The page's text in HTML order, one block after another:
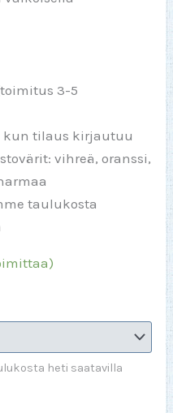
3-5
kun tilaus kirjautuu
vihreä, oranssi,
taulukosta
heti saatavilla